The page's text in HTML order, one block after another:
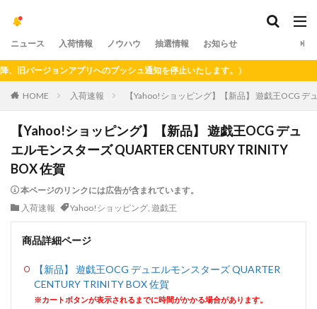
ニュース 入荷情報 ノウハウ 抽選情報 お知らせ
ジョンアプリへのプッシュ通知を停止いたします。）
HOME 入荷速報 【Yahoo!ショッピング】【新品】 遊戯王OCG デ
【Yahoo!ショッピング】【新品】 遊戯王OCG デュ
エルモンスターズ QUARTER CENTURY TRINITY
BOX 佐賀
本ページのリンクには広告が含まれています。
入荷速報
Yahoo!ショッピング, 遊戯王
商品詳細ページ
【新品】 遊戯王OCG デュエルモンスターズ QUARTER
CENTURY TRINITY BOX 佐賀
※カートボタンが表示されるまでに時間がかかる場合があります。